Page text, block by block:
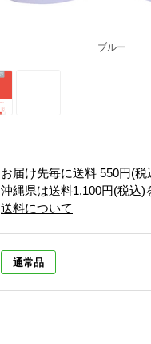
ブルー
お届け先毎に送料 550円(税
沖縄県は送料1,100円(税込)
送料について
通常品